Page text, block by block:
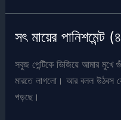
পানিশমেন্ট
সৎ মায়ের পানিশমেন্ট
সবুজ পেন্টিকে ভিজিয়ে আমার
মারতে লাগলো। আর বলল উঠবস
পড়ছে।